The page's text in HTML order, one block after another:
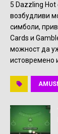
5 Dazzling Hot
возбудливи
симболи,
Cards и
можност да
истовремено